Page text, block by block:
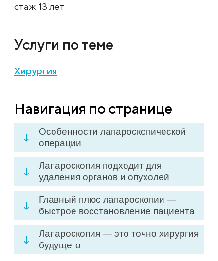
стаж: 13 лет
Услуги по теме
Хирургия
Навигация по странице
Особенности лапароскопической
операции
Лапароскопия подходит для
удаления органов и опухолей
Главный плюс лапароскопии —
быстрое восстановление пациента
Лапароскопия — это точно хирургия
будущего